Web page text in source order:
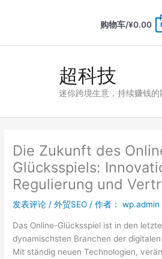
购物车/¥0.00
超科技
迷你跨境生意，持续赚钱的
Die Zukunft des
Glücksspiels:
Regulierung und
发表评论 /外贸SEO / 作者： wp.admin
Das Online-Glücksspiel ist in den
dynamischsten Branchen der
Mit ständig neuen Technologien,